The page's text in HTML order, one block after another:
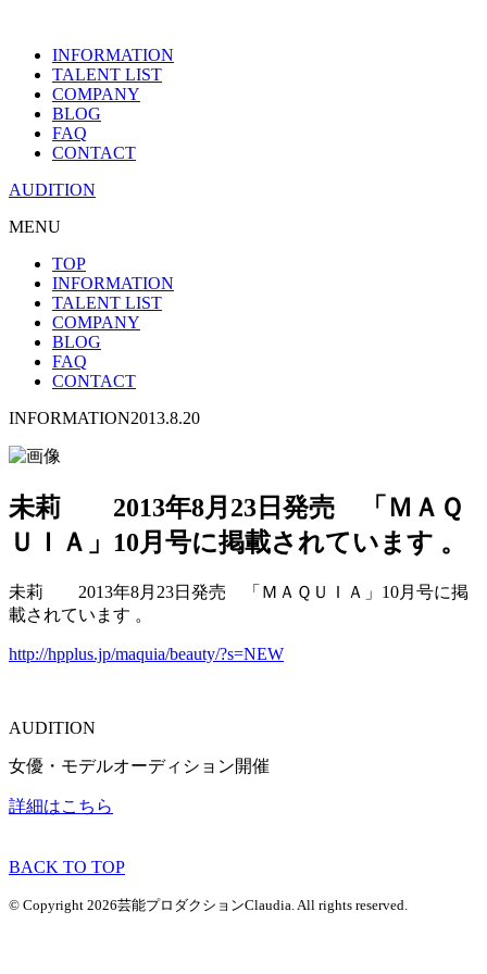
INFORMATION
TALENT LIST
COMPANY
BLOG
FAQ
CONTACT
AUDITION
MENU
TOP
INFORMATION
TALENT LIST
COMPANY
BLOG
FAQ
CONTACT
INFORMATION2013.8.20
未莉 2013年8月23日発売 「ＭＡＱ
ＵＩＡ」10月号に掲載されています 。
未莉 2013年8月23日発売 「ＭＡＱＵＩＡ」10月号に掲
載されています 。
http://hpplus.jp/maquia/beauty/?s=NEW
AUDITION
女優・モデルオーディション開催
詳細はこちら
BACK TO TOP
© Copyright 2026芸能プロダクションClaudia. All rights reserved.